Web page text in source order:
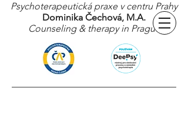
Psychoterapeutická praxe v centru Prahy
Dominika Čechová, M.A.
Counseling & therapy in Prague